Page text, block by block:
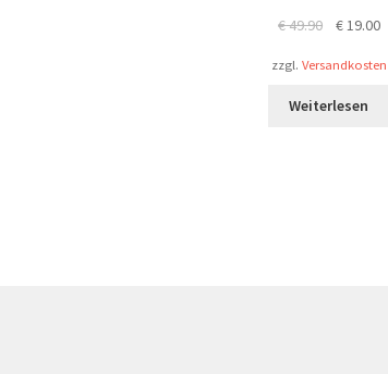
€49.90
war:
€ 49.90
€19.00
ist:
zzgl. Versandkosten
Weiterlesen